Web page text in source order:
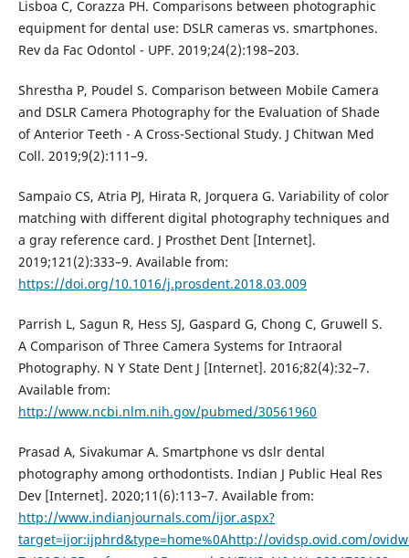
Lisboa C, Corazza PH. Comparisons between photographic
equipment for dental use: DSLR cameras vs. smartphones.
Rev da Fac Odontol - UPF. 2019;24(2):198–203.
Shrestha P, Poudel S. Comparison between Mobile Camera
and DSLR Camera Photography for the Evaluation of Shade
of Anterior Teeth - A Cross-Sectional Study. J Chitwan Med
Coll. 2019;9(2):111–9.
Sampaio CS, Atria PJ, Hirata R, Jorquera G. Variability of color
matching with different digital photography techniques and
a gray reference card. J Prosthet Dent [Internet].
2019;121(2):333–9. Available from:
https://doi.org/10.1016/j.prosdent.2018.03.009
Parrish L, Sagun R, Hess SJ, Gaspard G, Chong C, Gruwell S.
A Comparison of Three Camera Systems for Intraoral
Photography. N Y State Dent J [Internet]. 2016;82(4):32–7.
Available from:
http://www.ncbi.nlm.nih.gov/pubmed/30561960
Prasad A, Sivakumar A. Smartphone vs dslr dental
photography among orthodontists. Indian J Public Heal Res
Dev [Internet]. 2020;11(6):113–7. Available from:
http://www.indianjournals.com/ijor.aspx?
target=ijor:ijphrd&type=home%0Ahttp://ovidsp.ovid.com/